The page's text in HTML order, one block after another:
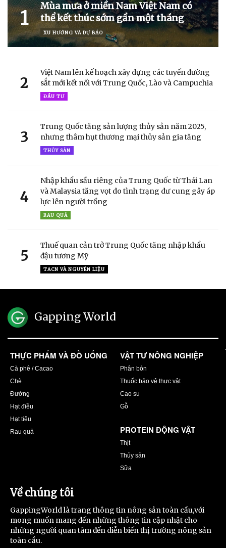
1
Mùa mưa ở miền Nam Việt Nam có
thể kết thúc sớm gần một tháng
XU HƯỚNG VÀ DỰ BÁO
2
Việt Nam lên kế hoạch xây dựng các tuyến đường
sắt mới kết nối với Trung Quốc, Lào và Campuchia
ĐẦU TƯ
3
Trung Quốc tăng sản lượng thủy sản năm 2025,
nhưng thâm hụt thương mại thủy sản gia tăng
THỦY SẢN
4
Nhập khẩu sầu riêng của Trung Quốc từ Thái Lan
và Malaysia tăng vọt do tình trạng dư cung gây áp
lực lên người trồng
RAU QUẢ
5
Thuế quan cản trở Trung Quốc tăng nhập khẩu
đậu tương Mỹ
TACN VÀ NGUYÊN LIỆU
Gapping World
THỰC PHẨM VÀ ĐỒ UỐNG
Cà phê / Cacao
Chè
Đường
Hạt điều
Hạt tiêu
Rau quả
VẬT TƯ NÔNG NGHIỆP
Phân bón
Thuốc bảo vệ thực vật
Cao su
Gỗ
PROTEIN ĐỘNG VẬT
Thịt
Thủy sản
Sữa
Về chúng tôi
GappingWorld là trang thông tin nông sản toàn cầu,với
mong muốn mang đến những thông tin cập nhật cho
những người quan tâm đến diễn biến thị trường nông sản
toàn cầu.